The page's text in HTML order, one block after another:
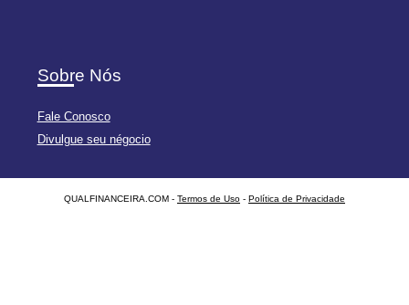
Sobre Nós
Fale Conosco
Divulgue seu négocio
QUALFINANCEIRA.COM - Termos de Uso - Política de Privacidade